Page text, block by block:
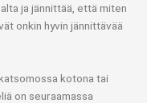
ja jännittää, että miten
onkin hyvin jännittävää
kotona tai
on seuraamassa